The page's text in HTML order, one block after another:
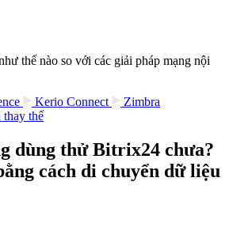
thế nào so với các giải pháp mạng nội
Kerio Connect
Zimbra
thay thế
dùng thử Bitrix24 chưa?
cách di chuyển dữ liệu